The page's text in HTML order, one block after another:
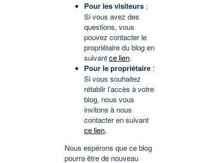
Pour les visiteurs :
Si vous avez des
questions, vous
pouvez contacter le
propriétaire du blog en
suivantce lien.
Pour le propriétaire :
Si vous souhaitez
rétablir l’accès à votre
blog, nous vous
invitons à nous
contacter en suivant
ce lien.
Nous espérons que ce blog
pourra être de nouveau